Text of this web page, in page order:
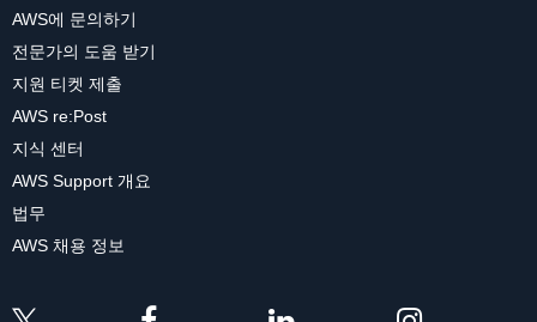
AWS에 문의하기
전문가의 도움 받기
지원 티켓 제출
AWS re:Post
지식 센터
AWS Support 개요
법무
AWS 채용 정보